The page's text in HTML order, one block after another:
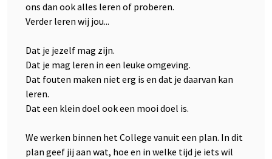
ons dan ook alles leren of proberen.
Verder leren wij jou...
Dat je jezelf mag zijn.
Dat je mag leren in een leuke omgeving.
Dat fouten maken niet erg is en dat je daarvan kan
leren.
Dat een klein doel ook een mooi doel is.
We werken binnen het College vanuit een plan. In dit
plan geef jij aan wat, hoe en in welke tijd je iets wil